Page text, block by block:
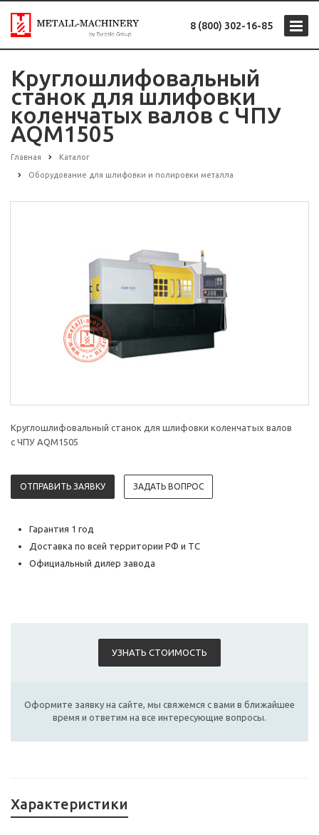
8 (800) 302-16-85
Круглошлифовальный
станок для шлифовки
коленчатых валов с ЧПУ
AQM1505
Главная Каталог
Оборудование для шлифовки и полировки металла
Круглошлифовальный станок для шлифовки коленчатых валов
с ЧПУ AQM1505
ОТПРАВИТЬ ЗАЯВКУ ЗАДАТЬ ВОПРОС
Гарантия 1 год
Доставка по всей территории РФ и ТС
Официальный дилер завода
УЗНАТЬ СТОИМОСТЬ
Оформите заявку на сайте, мы свяжемся с вами в ближайшее
время и ответим на все интересующие вопросы.
Характеристики